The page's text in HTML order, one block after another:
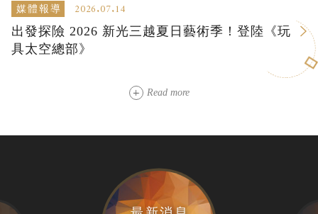
媒體報導 2026.07.14
出發探險 2026 新光三越夏日藝術季！登陸《玩
具太空總部》
Read more